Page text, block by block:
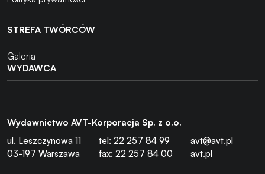
STREFA TWÓRCÓW
Galeria
WYDAWCA
Wydawnictwo AVT-Korporacja Sp. z o.o.
ul. Leszczynowa 11
03-197 Warszawa
tel: 22 257 84 99
fax: 22 257 84 00
avt@avt.pl
avt.pl